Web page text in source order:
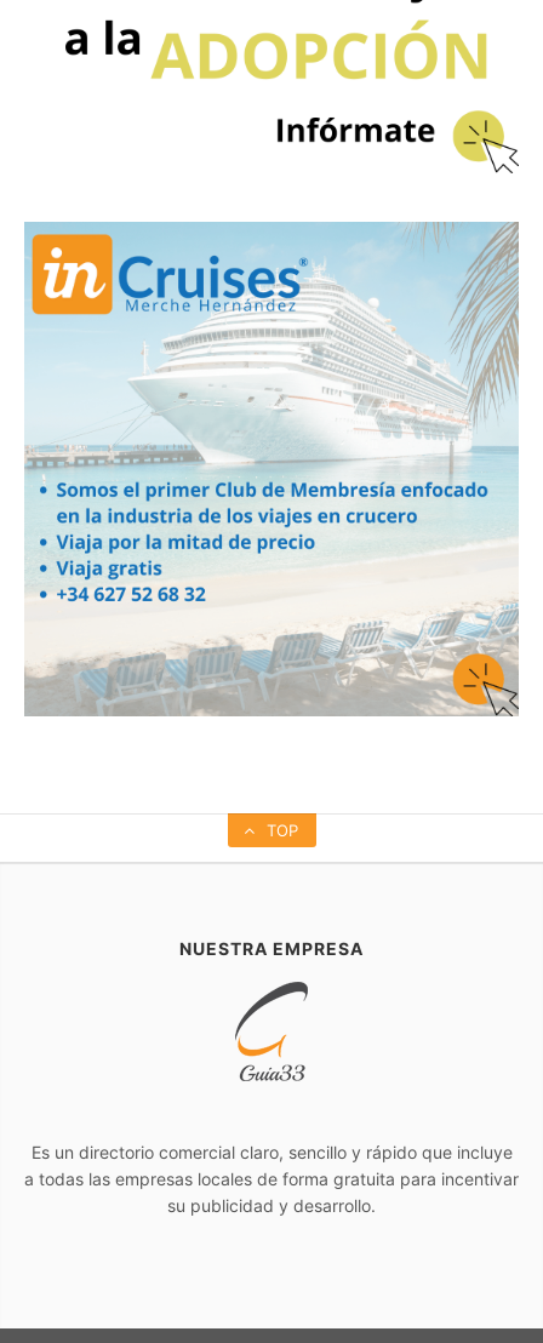
TOP
NUESTRA EMPRESA
Es un directorio comercial claro, sencillo y rápido que incluye
a todas las empresas locales de forma gratuita para incentivar
su publicidad y desarrollo.